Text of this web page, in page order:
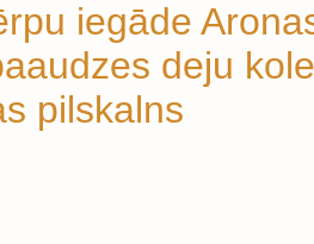
iegāde
deju
pilskalns